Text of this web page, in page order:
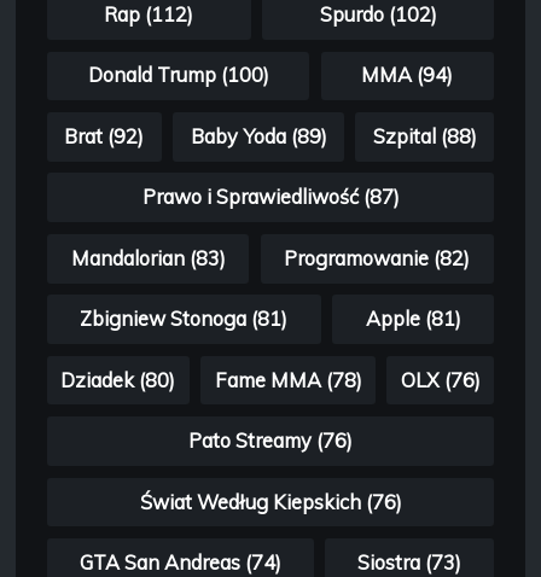
Rap (112) Spurdo (102)
Donald Trump (100) MMA (94)
Brat (92) Baby Yoda (89) Szpital (88)
Prawo i Sprawiedliwość (87)
Mandalorian (83) Programowanie (82)
Zbigniew Stonoga (81) Apple (81)
Dziadek (80) Fame MMA (78) OLX (76)
Pato Streamy (76)
Świat Według Kiepskich (76)
GTA San Andreas (74) Siostra (73)